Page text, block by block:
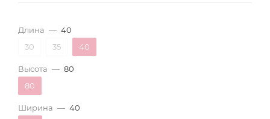
Длина — 40
30
35 40
Высота — 80
80
Ширина — 40